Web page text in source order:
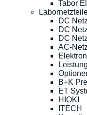
Tabor
DC
DC
DC
AC-
B+K
ET
HIOKI
ITECH